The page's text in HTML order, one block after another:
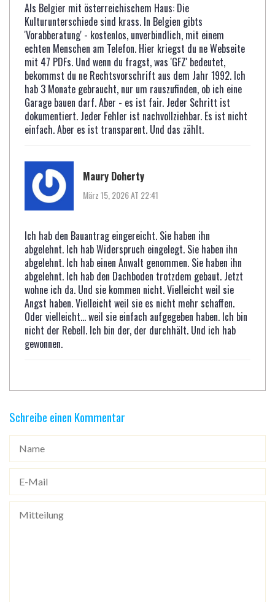
Als Belgier mit österreichischem Haus: Die
Kulturunterschiede sind krass. In Belgien gibts
'Vorabberatung' - kostenlos, unverbindlich, mit einem
echten Menschen am Telefon. Hier kriegst du ne Webseite
mit 47 PDFs. Und wenn du fragst, was 'GFZ' bedeutet,
bekommst du ne Rechtsvorschrift aus dem Jahr 1992. Ich
hab 3 Monate gebraucht, nur um rauszufinden, ob ich eine
Garage bauen darf. Aber - es ist fair. Jeder Schritt ist
dokumentiert. Jeder Fehler ist nachvollziehbar. Es ist nicht
einfach. Aber es ist transparent. Und das zählt.
Maury Doherty
März 15, 2026 AT 22:41
Ich hab den Bauantrag eingereicht. Sie haben ihn
abgelehnt. Ich hab Widerspruch eingelegt. Sie haben ihn
abgelehnt. Ich hab einen Anwalt genommen. Sie haben ihn
abgelehnt. Ich hab den Dachboden trotzdem gebaut. Jetzt
wohne ich da. Und sie kommen nicht. Vielleicht weil sie
Angst haben. Vielleicht weil sie es nicht mehr schaffen.
Oder vielleicht... weil sie einfach aufgegeben haben. Ich bin
nicht der Rebell. Ich bin der, der durchhält. Und ich hab
gewonnen.
Schreibe einen Kommentar